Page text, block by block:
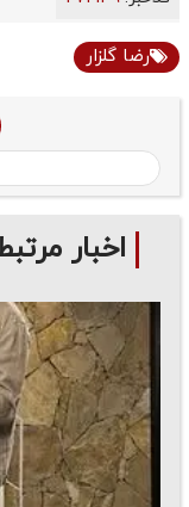
رضا گلزار
اخبار